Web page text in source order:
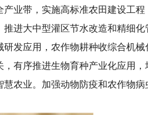
业带，实施高标准农田建设工程
进大中型灌区节水改造和精细
发应用，农作物耕种收综合机械
有序推进生物育种产业化应用
农业。加强动物防疫和农作物